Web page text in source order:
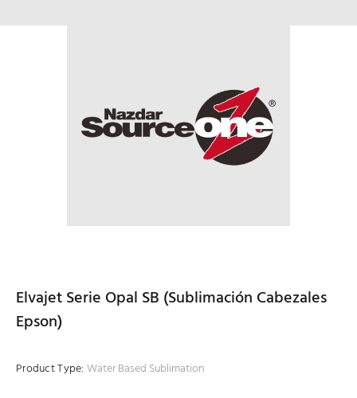
Elvajet Serie Opal SB (Sublimación Cabezales
Epson)
Product Type: Water Based Sublimation